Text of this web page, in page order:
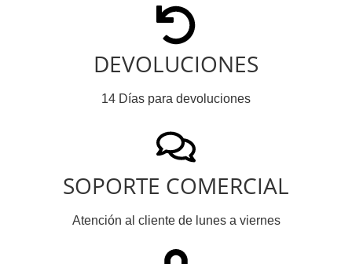
DEVOLUCIONES
14 Días para devoluciones
SOPORTE COMERCIAL
Atención al cliente de lunes a viernes